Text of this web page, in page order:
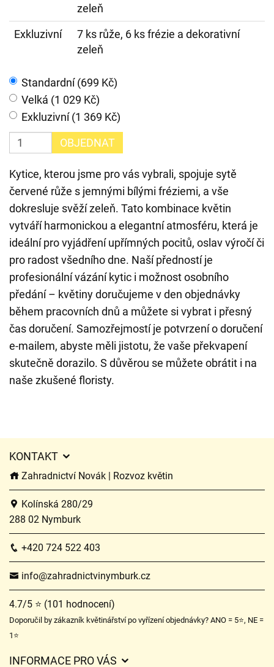
zeleň
Exkluzivní
7 ks růže, 6 ks frézie a dekorativní
zeleň
Standardní (699 Kč)
Velká (1 029 Kč)
Exkluzivní (1 369 Kč)
OBJEDNAT
Kytice, kterou jsme pro vás vybrali, spojuje sytě
červené růže s jemnými bílými fréziemi, a vše
dokresluje svěží zeleň. Tato kombinace květin
vytváří harmonickou a elegantní atmosféru, která je
ideální pro vyjádření upřímných pocitů, oslav výročí či
pro radost všedního dne. Naší předností je
profesionální vázání kytic i možnost osobního
předání – květiny doručujeme v den objednávky
během pracovních dnů a můžete si vybrat i přesný
čas doručení. Samozřejmostí je potvrzení o doručení
e-mailem, abyste měli jistotu, že vaše překvapení
skutečně dorazilo. S důvěrou se můžete obrátit i na
naše zkušené floristy.
KONTAKT
Zahradnictví Novák | Rozvoz květin
Kolínská 280/29
288 02 Nymburk
+420 724 522 403
info@zahradnictvinymburk.cz
4.7/5 ⭐ (101 hodnocení)
Doporučil by zákazník květinářství po vyřízení objednávky? ANO = 5⭐, NE =
1⭐
INFORMACE PRO VÁS